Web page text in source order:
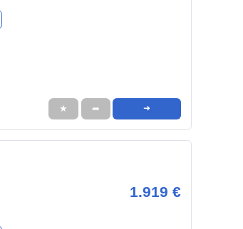
★ ➦ ➜
1.919 €